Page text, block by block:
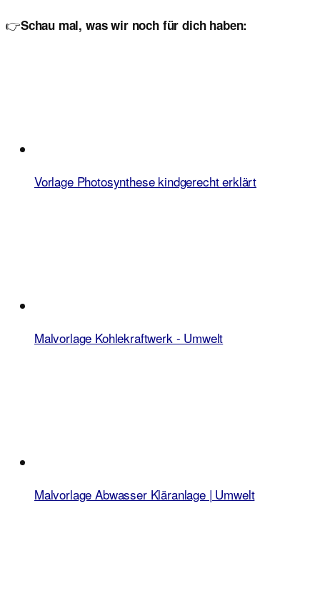
👉Schau mal, was wir noch für dich haben:
Vorlage Photosynthese kindgerecht erklärt
Malvorlage Kohlekraftwerk - Umwelt
Malvorlage Abwasser Kläranlage | Umwelt